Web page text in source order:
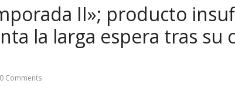
II»; producto
la larga espera tras su
0 Comments